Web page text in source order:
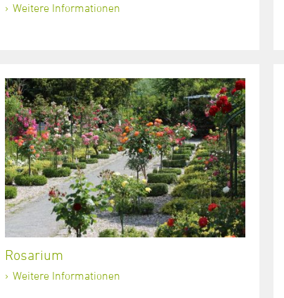
Weitere Informationen
Rosarium
Weitere Informationen